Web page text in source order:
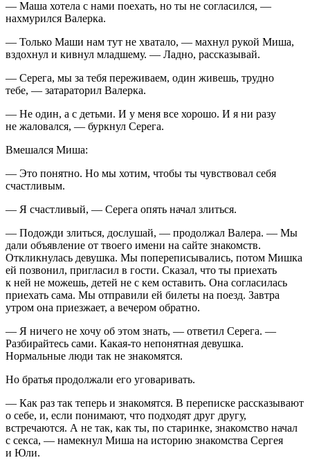
— Маша хотела с нами поехать, но ты не согласился, —
нахмурился Валерка.
— Только Маши нам тут не хватало, — махнул рукой Миша,
вздохнул и кивнул младшему. — Ладно, рассказывай.
— Серега, мы за тебя переживаем, один живешь, трудно
тебе, — затараторил Валерка.
— Не один, а с детьми. И у меня все хорошо. И я ни разу
не жаловался, — буркнул Серега.
Вмешался Миша:
— Это понятно. Но мы хотим, чтобы ты чувствовал себя
счастливым.
— Я счастливый, — Серега опять начал злиться.
— Подожди злиться, дослушай, — продолжал Валера. — Мы
дали объявление от твоего имени на сайте знакомств.
Откликнулась девушка. Мы попереписывались, потом Мишка
ей позвонил, пригласил в гости. Сказал, что ты приехать
к ней не можешь, детей не с кем оставить. Она согласилась
приехать сама. Мы отправили ей билеты на поезд. Завтра
утром она приезжает, а вечером обратно.
— Я ничего не хочу об этом знать, — ответил Серега. —
Разбирайтесь сами. Какая-то непонятная девушка.
Нормальные люди так не знакомятся.
Но братья продолжали его уговаривать.
— Как раз так теперь и знакомятся. В переписке рассказывают
о себе, и, если понимают, что подходят друг другу,
встречаются. А не так, как ты, по старинке, знакомство начал
с секса, — намекнул Миша на историю знакомства Сергея
и Юли.